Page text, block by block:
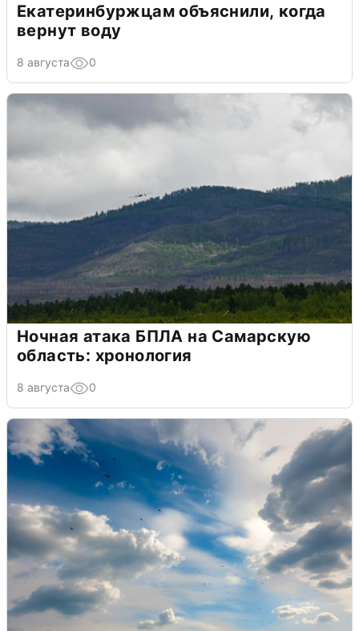
Екатеринбуржцам объяснили, когда
вернут воду
8 августа 0
Ночная атака БПЛА на Самарскую
область: хронология
8 августа 0